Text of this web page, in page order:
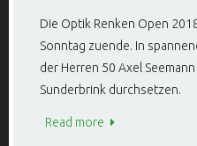
Die Optik Renken Open
Sonntag zuende. In
der Herren 50 Axel
Sunderbrink durchsetzen.
Read more